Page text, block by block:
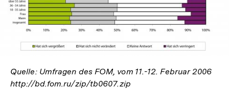
In
Lightbox
öffnen
Quelle: Umfragen des FOM, vom 11.-12. Februar 2006
http://bd.fom.ru/zip/tb0607.zip